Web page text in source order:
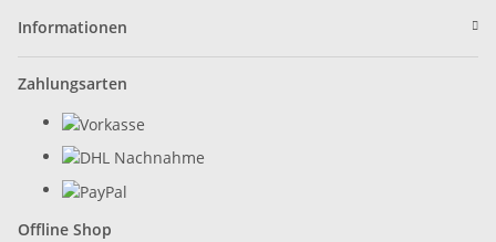
Informationen
Zahlungsarten
Offline Shop